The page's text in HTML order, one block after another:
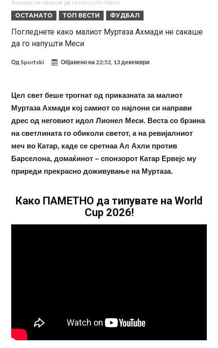
беше неизбежно
Гимараеш успешно ги мина медицинските прегледи во Арсенал
Тикет на денот (четврток, 06.08.2026)
Барселона очекува понуди за Феран Торес
понуди нов договор
Ливерпул понуди 100 милиони евра за Баркола, ПСЖ веднаш
побара уште 50 милиони
Јувентус се насочил кон напаѓач на Манчестер Јунајтед
Ахмади не сакаше да го напушти Меси
ОСТАНАТО ТОП ВЕСТИ ФУДБАЛ
Погледнете како малиот Муртаза Ахмади не сакаше
да го напушти Меси
Од Sportski Објавено на 22:52, 13 декември
Цел свет беше трогнат од приказната за малиот
Муртаза Ахмади кој самиот со најлони си направи
дрес од неговиот идол Лионел Меси. Веста со брзина
на светлината го обиколи светот, а на ревијалниот
меч во Катар, каде се сретнаа Ал Ахли против
Барселона, домаќинот – спонзорот Катар Ервејс му
приреди прекрасно доживување на Муртаза.
Како ПАМЕТНО да типувате на World
Cup 2026!